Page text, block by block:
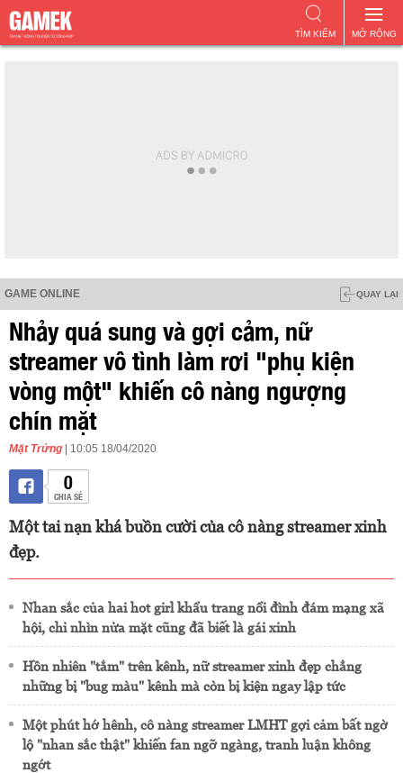
MỞ RỘNG
TÌM KIẾM
GAME ONLINE QUAY LẠI
Nhảy quá sung và gợi cảm, nữ
streamer vô tình làm rơi "phụ kiện
vòng một" khiến cô nàng ngượng
chín mặt
Mặt Trứng | 10:05 18/04/2020
0
CHIA SẺ
Một tai nạn khá buồn cười của cô nàng streamer xinh
đẹp.
Nhan sắc của hai hot girl khẩu trang nổi đình đám mạng xã
hội, chỉ nhìn nửa mặt cũng đã biết là gái xinh
Hồn nhiên "tắm" trên kênh, nữ streamer xinh đẹp chẳng
những bị "bug màu" kênh mà còn bị kiện ngay lập tức
Một phút hớ hênh, cô nàng streamer LMHT gợi cảm bất ngờ
lộ "nhan sắc thật" khiến fan ngỡ ngàng, tranh luận không
ngớt